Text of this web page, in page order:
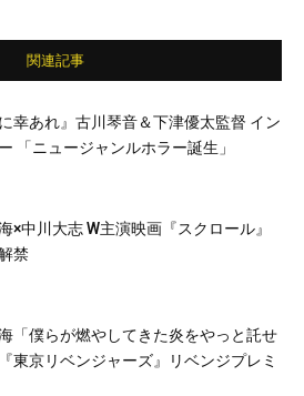
関連記事
に幸あれ』古川琴音＆下津優太監督 イン
「ニュージャンルホラー誕生」
×中川大志 W主演映画『スクロール』
禁
「僕らが燃やしてきた炎をやっと託せ
東京リベンジャーズ』リベンジプレミ